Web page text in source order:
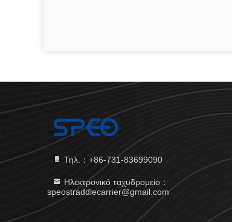
Τηλ.：+86-731-83699090
Ηλεκτρονικό ταχυδρομείο：
speostraddlecarrier@gmail.com